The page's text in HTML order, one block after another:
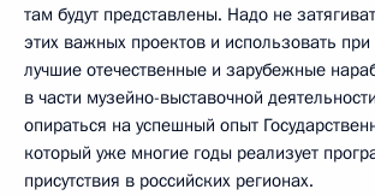
там будут представлены. Надо не
этих важных проектов и использовать
лучшие отечественные и зарубежные
в части музейно-выставочной
опираться на успешный опыт
который уже многие годы реализует
присутствия в российских регионах.